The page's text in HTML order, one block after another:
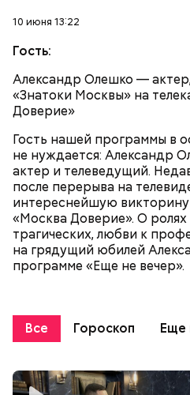
10 июня 13:22
Гость:
Александр Олешко —
«Знатоки Москвы» на
Доверие»
Гость нашей программы в
не нуждается: Александр
актер и телеведущий.
после перерыва на
интереснейшую
«Москва Доверие». О
трагических, любви к
на грядущий юбилей
программе «Еще не вечер».
Все Гороскоп Еще